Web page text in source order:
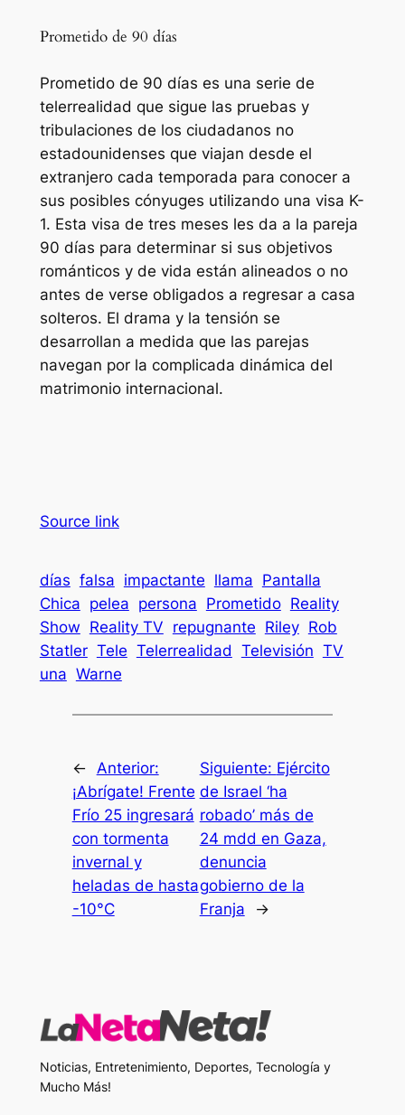
Prometido de 90 días
Prometido de 90 días es una serie de
telerrealidad que sigue las pruebas y
tribulaciones de los ciudadanos no
estadounidenses que viajan desde el
extranjero cada temporada para conocer a
sus posibles cónyuges utilizando una visa K-
1. Esta visa de tres meses les da a la pareja
90 días para determinar si sus objetivos
románticos y de vida están alineados o no
antes de verse obligados a regresar a casa
solteros. El drama y la tensión se
desarrollan a medida que las parejas
navegan por la complicada dinámica del
matrimonio internacional.
Source link
días falsa impactante llama Pantalla
Chica pelea persona Prometido Reality
Show Reality TV repugnante Riley Rob
Statler Tele Telerrealidad Televisión TV
una Warne
←
Anterior:
¡Abrígate! Frente
Frío 25 ingresará
con tormenta
invernal y
heladas de hasta
-10°C
Siguiente: Ejército
de Israel ‘ha
robado’ más de
24 mdd en Gaza,
denuncia
gobierno de la
Franja
→
Noticias, Entretenimiento, Deportes, Tecnología y
Mucho Más!